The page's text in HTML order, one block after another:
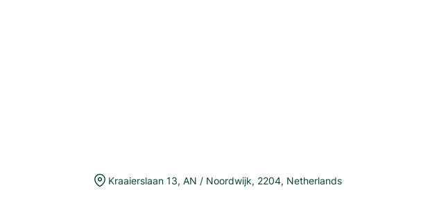
Kraaierslaan 13, AN / Noordwijk, 2204, Netherlands